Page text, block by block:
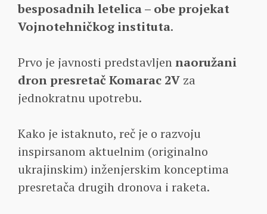
besposadnih letelica – obe projekat
Vojnotehničkog instituta.
Prvo je javnosti predstavljennaoružani
dron presretač Komarac 2V za
jednokratnu upotrebu.
Kako je istaknuto, reč je o razvoju
inspirsanom aktuelnim (originalno
ukrajinskim) inženjerskim konceptima
presretača drugih dronova i raketa.